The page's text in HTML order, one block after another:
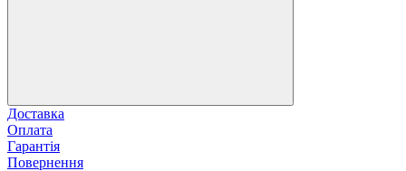
Доставка
Оплата
Гарантія
Повернення